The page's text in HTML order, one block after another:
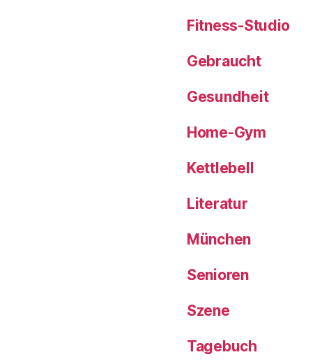
Fitness-Studio
Gebraucht
Gesundheit
Home-Gym
Kettlebell
Literatur
München
Senioren
Szene
Tagebuch